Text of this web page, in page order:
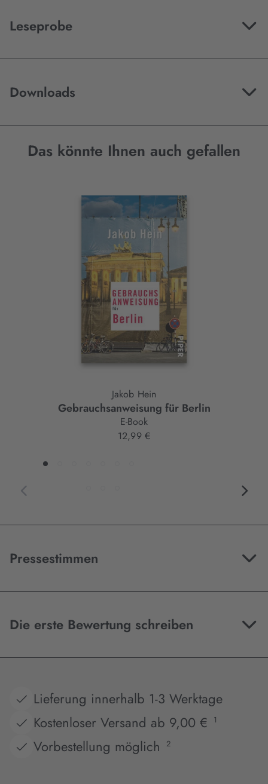
Leseprobe
Downloads
Das könnte Ihnen auch gefallen
Interaktives
Jakob Hein
Gebrauchsanweisung für Berlin
E-Book
12,99 €
Pressestimmen
Die erste Bewertung schreiben
Lieferung innerhalb 1-3 Werktage
Kostenloser Versand ab 9,00 €
1
Vorbestellung möglich 2